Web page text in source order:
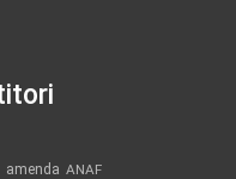
amenda ANAF